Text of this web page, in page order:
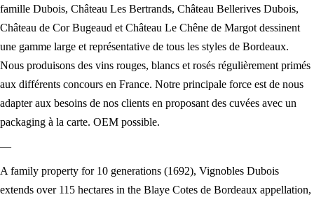
famille Dubois, Château Les Bertrands, Château Bellerives Dubois,
Château de Cor Bugeaud et Château Le Chêne de Margot dessinent
une gamme large et représentative de tous les styles de Bordeaux.
Nous produisons des vins rouges, blancs et rosés régulièrement primés
aux différents concours en France. Notre principale force est de nous
adapter aux besoins de nos clients en proposant des cuvées avec un
packaging à la carte. OEM possible.
—
A family property for 10 generations (1692), Vignobles Dubois
extends over 115 hectares in the Blaye Cotes de Bordeaux appellation,